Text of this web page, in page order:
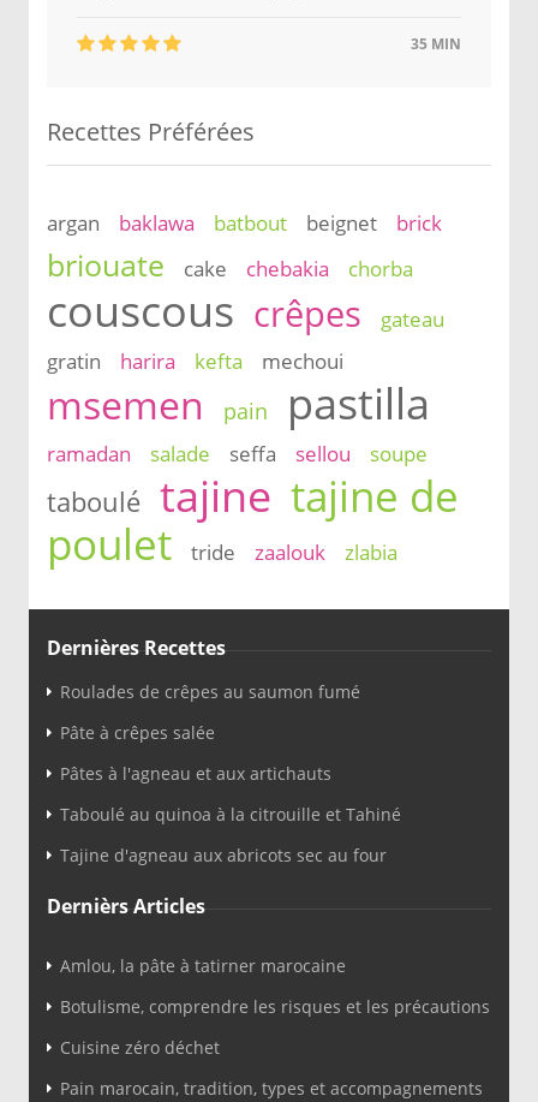
35 MIN
Recettes Préférées
argan baklawa batbout beignet brick
briouate cake chebakia chorba
couscous crêpes
gateau
gratin
harira kefta mechoui
msemen pain pastilla
ramadan salade seffa sellou soupe
taboulé tajine tajine de
poulet
tride zaalouk zlabia
Dernières Recettes
Roulades de crêpes au saumon fumé
Pâte à crêpes salée
Pâtes à l'agneau et aux artichauts
Taboulé au quinoa à la citrouille et Tahiné
Tajine d'agneau aux abricots sec au four
Dernièrs Articles
Amlou, la pâte à tatirner marocaine
Botulisme, comprendre les risques et les précautions
Cuisine zéro déchet
Pain marocain, tradition, types et accompagnements